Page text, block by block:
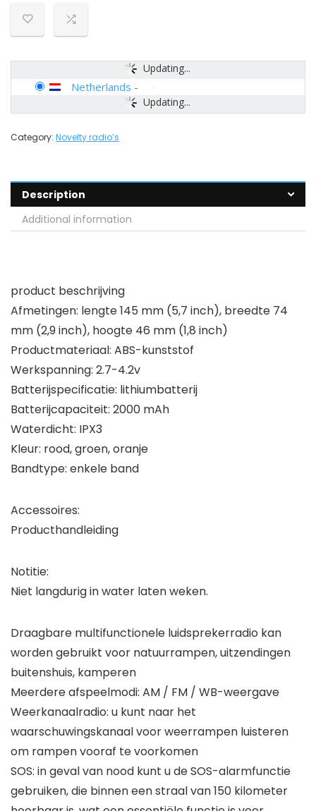
Updating...
Updating...
Netherlands -
Category: Novelty radio’s
Description
Additional information
product beschrijving
Afmetingen: lengte 145 mm (5,7 inch), breedte 74
mm (2,9 inch), hoogte 46 mm (1,8 inch)
Productmateriaal: ABS-kunststof
Werkspanning: 2.7-4.2v
Batterijspecificatie: lithiumbatterij
Batterijcapaciteit: 2000 mAh
Waterdicht: IPX3
Kleur: rood, groen, oranje
Bandtype: enkele band
Accessoires:
Producthandleiding
Notitie:
Niet langdurig in water laten weken.
Draagbare multifunctionele luidsprekerradio kan
worden gebruikt voor natuurrampen, uitzendingen
buitenshuis, kamperen
Meerdere afspeelmodi: AM / FM / WB-weergave
Weerkanaalradio: u kunt naar het
waarschuwingskanaal voor weerrampen luisteren
om rampen vooraf te voorkomen
SOS: in geval van nood kunt u de SOS-alarmfunctie
gebruiken, die binnen een straal van 150 kilometer